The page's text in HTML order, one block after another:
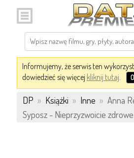
Informujemy, że serwis ten
dowiedzieć się więcej kliknij tutaj.
DP » Książki » Inne » Anna
Syposz - Nieprzyzwoicie